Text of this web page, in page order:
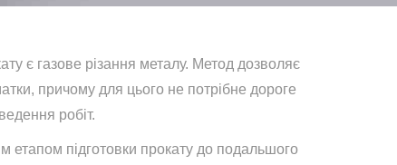
є газове різання металу. Метод дозволяє
причому для цього не потрібне дороге
робіт.
етапом підготовки прокату до подальшого